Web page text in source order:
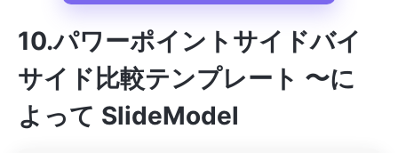
10.パワーポイントサイドバイ
サイド比較テンプレート 〜に
よって SlideModel